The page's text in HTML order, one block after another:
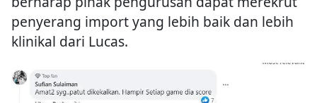
penyerang import yang lebih baik dan lebih
klinikal dari Lucas.